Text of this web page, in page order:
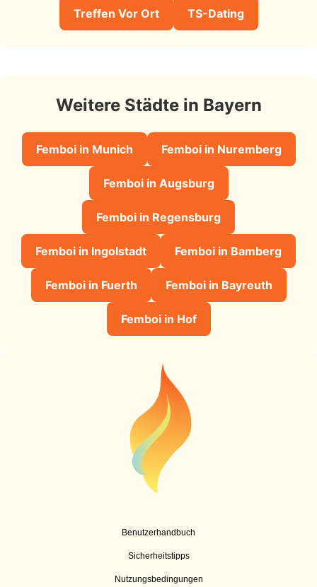
Treffen Vor Ort TS-Dating
Weitere Städte in Bayern
Femboi in Munich Femboi in Nuremberg
Femboi in Augsburg
Femboi in Regensburg
Femboi in Ingolstadt Femboi in Bamberg
Femboi in Fuerth Femboi in Bayreuth
Femboi in Hof
Benutzerhandbuch
Sicherheitstipps
Nutzungsbedingungen